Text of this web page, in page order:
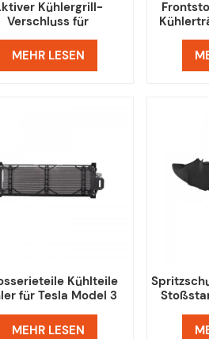
Kühlergrill-
Verschluss für
Tesla Model Y
MEHR LESEN
Kühlteile
für Tesla Model 3
MEHR LESEN